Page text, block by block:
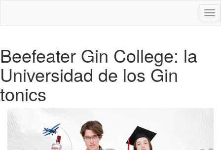
Beefeater Gin College: la
Universidad de los Gin
tonics